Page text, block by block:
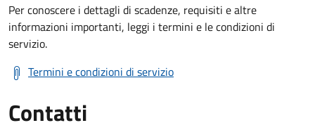
Per conoscere i dettagli di scadenze, requisiti e altre
informazioni importanti, leggi i termini e le condizioni di
servizio.
Termini e condizioni di servizio
Contatti